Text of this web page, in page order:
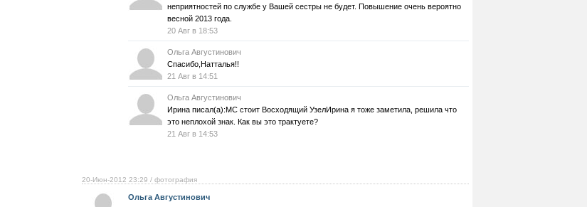
неприятностей по службе у Вашей сестры не будет. Повышение очень вероятно
весной 2013 года.
20 Авг в 18:53
Ольга Августинович
Спасибо,Натталья!!
21 Авг в 14:51
Ольга Августинович
Ирина писал(а):МС стоит Восходящий УзелИрина я тоже заметила, решила что
это неплохой знак. Как вы это трактуете?
21 Авг в 14:53
20-Июн-2012 23:29 / фотография
Ольга Августинович